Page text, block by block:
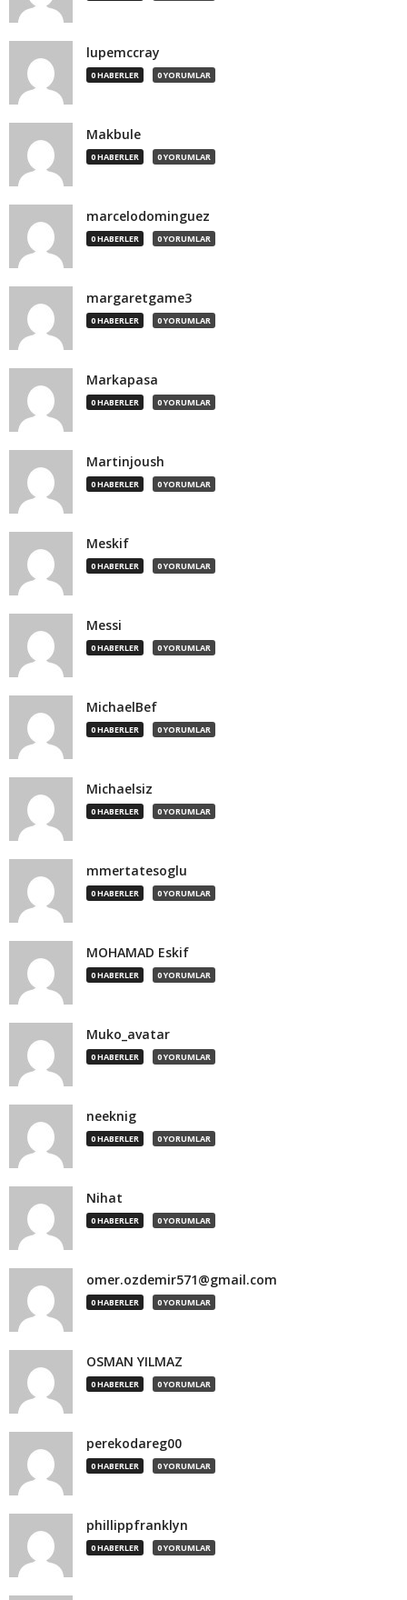
lupemccray
0 HABERLER 0 YORUMLAR
Makbule
0 HABERLER 0 YORUMLAR
marcelodominguez
0 HABERLER 0 YORUMLAR
margaretgame3
0 HABERLER 0 YORUMLAR
Markapasa
0 HABERLER 0 YORUMLAR
Martinjoush
0 HABERLER 0 YORUMLAR
Meskif
0 HABERLER 0 YORUMLAR
Messi
0 HABERLER 0 YORUMLAR
MichaelBef
0 HABERLER 0 YORUMLAR
Michaelsiz
0 HABERLER 0 YORUMLAR
mmertatesoglu
0 HABERLER 0 YORUMLAR
MOHAMAD Eskif
0 HABERLER 0 YORUMLAR
Muko_avatar
0 HABERLER 0 YORUMLAR
neeknig
0 HABERLER 0 YORUMLAR
Nihat
0 HABERLER 0 YORUMLAR
omer.ozdemir571@gmail.com
0 HABERLER 0 YORUMLAR
OSMAN YILMAZ
0 HABERLER 0 YORUMLAR
perekodareg00
0 HABERLER 0 YORUMLAR
phillippfranklyn
0 HABERLER 0 YORUMLAR